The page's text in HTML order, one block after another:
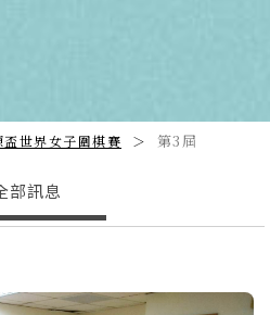
盃世界女子圍棋賽 第3屆
部訊息